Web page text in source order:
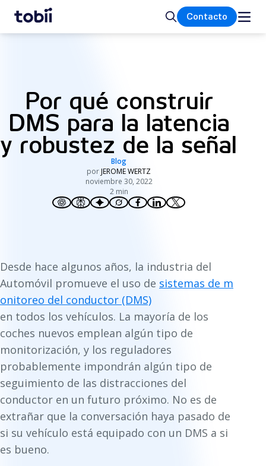
Inicio BuscarContacto
Por qué construir
DMS para la latencia
y robustez de la señal
Blog
porJEROME WERTZ
noviembre 30, 2022
2 min
Desde hace algunos años, la industria del
Automóvil promueve el uso de sistemas de m
onitoreo del conductor (DMS)
en todos los vehículos. La mayoría de los
coches nuevos emplean algún tipo de
monitorización, y los reguladores
probablemente impondrán algún tipo de
seguimiento de las distracciones del
conductor en un futuro próximo. No es de
extrañar que la conversación haya pasado de
si su vehículo está equipado con un DMS a si
es bueno.